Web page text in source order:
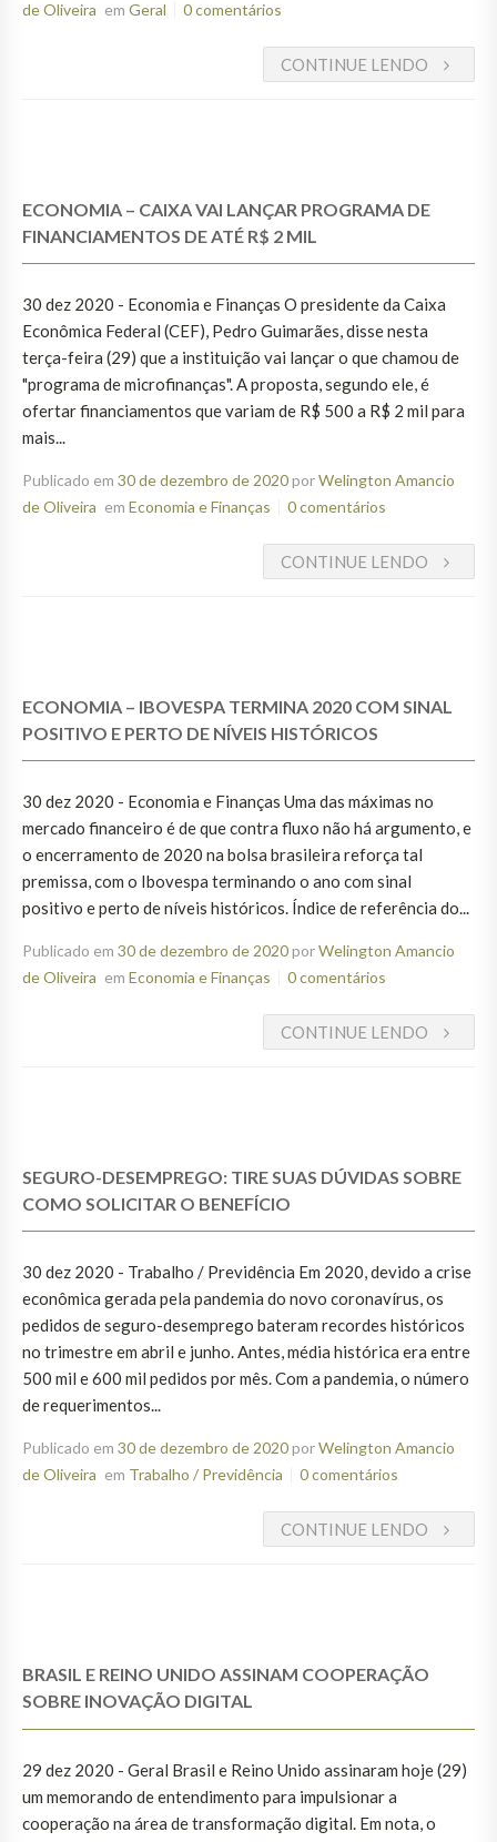
de Oliveira em Geral 0 comentários
CONTINUE LENDO
ECONOMIA – CAIXA VAI LANÇAR PROGRAMA DE
FINANCIAMENTOS DE ATÉ R$ 2 MIL
30 dez 2020 - Economia e Finanças O presidente da Caixa
Econômica Federal (CEF), Pedro Guimarães, disse nesta
terça-feira (29) que a instituição vai lançar o que chamou de
"programa de microfinanças". A proposta, segundo ele, é
ofertar financiamentos que variam de R$ 500 a R$ 2 mil para
mais...
Publicado em 30 de dezembro de 2020porWelington Amancio
de Oliveira em Economia e Finanças 0 comentários
CONTINUE LENDO
ECONOMIA – IBOVESPA TERMINA 2020 COM SINAL
POSITIVO E PERTO DE NÍVEIS HISTÓRICOS
30 dez 2020 - Economia e Finanças Uma das máximas no
mercado financeiro é de que contra fluxo não há argumento, e
o encerramento de 2020 na bolsa brasileira reforça tal
premissa, com o Ibovespa terminando o ano com sinal
positivo e perto de níveis históricos. Índice de referência do...
Publicado em 30 de dezembro de 2020porWelington Amancio
de Oliveira em Economia e Finanças 0 comentários
CONTINUE LENDO
SEGURO-DESEMPREGO: TIRE SUAS DÚVIDAS SOBRE
COMO SOLICITAR O BENEFÍCIO
30 dez 2020 - Trabalho / Previdência Em 2020, devido a crise
econômica gerada pela pandemia do novo coronavírus, os
pedidos de seguro-desemprego bateram recordes históricos
no trimestre em abril e junho. Antes, média histórica era entre
500 mil e 600 mil pedidos por mês. Com a pandemia, o número
de requerimentos...
Publicado em 30 de dezembro de 2020porWelington Amancio
de Oliveira em Trabalho / Previdência 0 comentários
CONTINUE LENDO
BRASIL E REINO UNIDO ASSINAM COOPERAÇÃO
SOBRE INOVAÇÃO DIGITAL
29 dez 2020 - Geral Brasil e Reino Unido assinaram hoje (29)
um memorando de entendimento para impulsionar a
cooperação na área de transformação digital. Em nota, o